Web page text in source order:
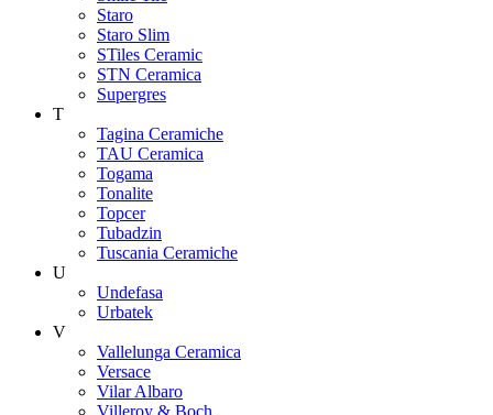
Staro
Staro Slim
STiles Ceramic
STN Ceramica
Supergres
T
Tagina Ceramiche
TAU Ceramica
Togama
Tonalite
Topcer
Tubadzin
Tuscania Ceramiche
U
Undefasa
Urbatek
V
Vallelunga Ceramica
Versace
Vilar Albaro
Villeroy & Boch